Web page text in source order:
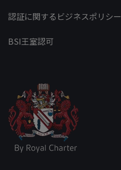
認証に関するビジネスポリシー
BSI王室認可